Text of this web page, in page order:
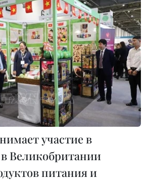
участие в
Великобритании
питания и